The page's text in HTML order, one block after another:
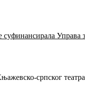
Управа
српског